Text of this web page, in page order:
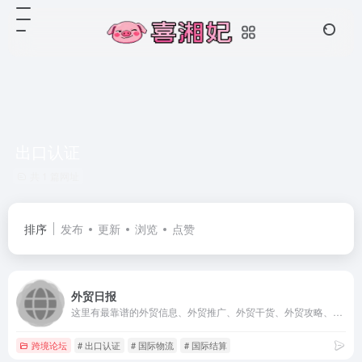
排序 发布 更新 浏览 点赞
外贸日报
跨境论坛 # 出口认证 # 国际物流 # 国际结算